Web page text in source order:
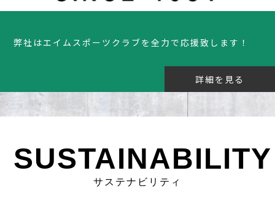
弊社はエイムスポーツクラブを全力で応援致します！
詳細を見る
SUSTAINABILITY
サステナビリティ